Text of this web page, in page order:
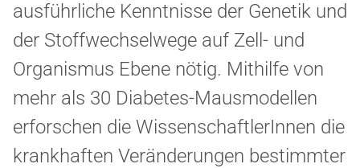
ausführliche Kenntnisse der Genetik und
der Stoffwechselwege auf Zell- und
Organismus Ebene nötig. Mithilfe von
mehr als 30 Diabetes-Mausmodellen
erforschen die WissenschaftlerInnen die
krankhaften Veränderungen bestimmter